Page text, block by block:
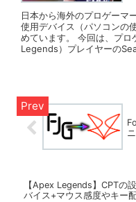
日本から海外のプロゲーマ
使用デバイス（パソコンの
めています。 今回は、プ
Legends）プレイヤーの
【Apex Legends】CPTの
バイス+マウス感度やキー